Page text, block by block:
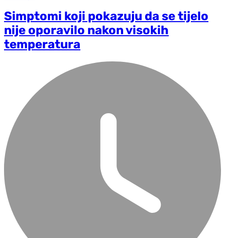
Simptomi koji pokazuju da se tijelo
nije oporavilo nakon visokih
temperatura